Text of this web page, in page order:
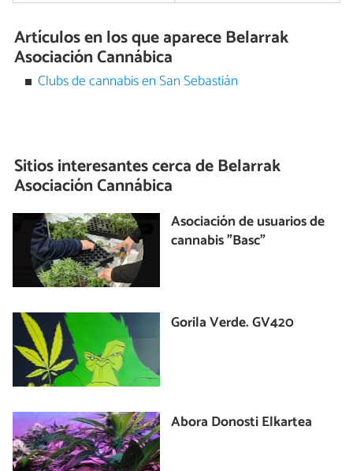
Artículos en los que aparece Belarrak
Asociación Cannábica
Clubs de cannabis en San Sebastián
Sitios interesantes cerca deBelarrak
Asociación Cannábica
Asociación de usuarios de
cannabis "Basc"
Gorila Verde. GV420
Abora Donosti Elkartea